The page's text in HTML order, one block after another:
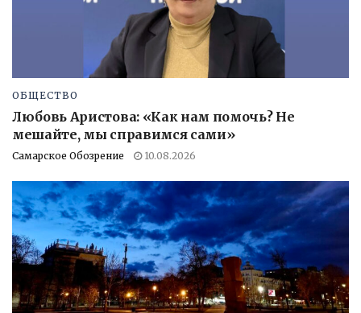
ОБЩЕСТВО
Любовь Аристова: «Как нам помочь? Не
мешайте, мы справимся сами»
Самарское Обозрение 10.08.2026